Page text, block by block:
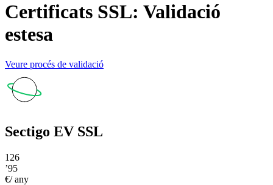
Certificats SSL: Validació
estesa
Veure procés de validació
Sectigo EV SSL
126
’95
€/ any